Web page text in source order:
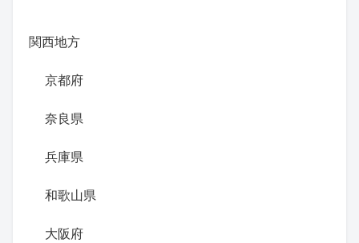
関西地方
京都府
奈良県
兵庫県
和歌山県
大阪府